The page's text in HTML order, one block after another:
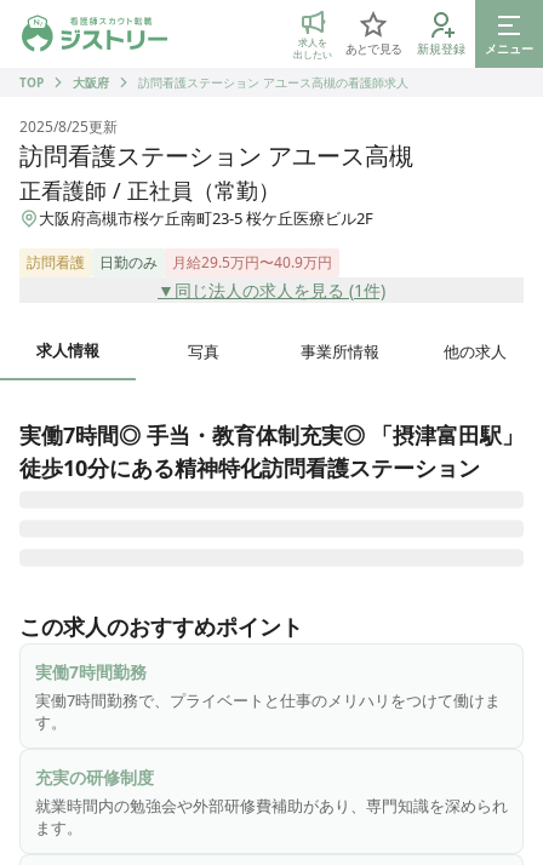
ジストリー 看護師の転職マッチング
求人を
出したい
あとで見る 新規登録
メニュー
TOP
大阪府 訪問看護ステーション アユース高槻の看護師求人
2025/8/25更新
訪問看護ステーション アユース高槻
正看護師 / 正社員（常勤）
大阪府高槻市桜ケ丘南町23-5 桜ケ丘医療ビル2F
訪問看護 日勤のみ 月給29.5万円〜40.9万円
▼同じ法人の求人を見る (1件)
求人情報 写真 事業所情報 他の求人
実働7時間◎ 手当・教育体制充実◎ 「摂津富田駅」
徒歩10分にある精神特化訪問看護ステーション
「アユース高槻」は高槻市、摂津富田駅徒歩10分のところに
ある、訪問看護ステーションです！
アユースグループは「医療法人光愛会　光愛病院」が母体の
ため、福利厚生や教育制度も充実した訪問看護ステーション
です。
うつ病や認知症などの精神疾患に特化したサービスを行って
おり、医療法人が運営しているステーションとしての強みを
活かした細やかな情報共有、ネットワーク網で利用者様をサ
ポートしています。
この求人のおすすめポイント
実働7時間勤務
実働7時間勤務で、プライベートと仕事のメリハリをつけて働けま
す。
充実の研修制度
就業時間内の勉強会や外部研修費補助があり、専門知識を深められ
ます。